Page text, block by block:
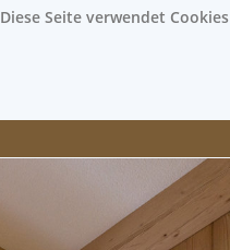
Diese Seite verwendet Cookies